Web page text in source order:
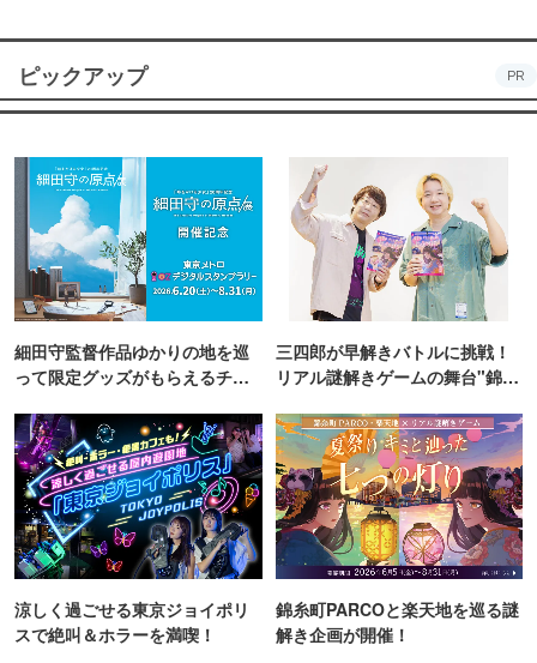
ピックアップ PR
細田守監督作品ゆかりの地を巡
って限定グッズがもらえるチャ
三四郎が早解きバトルに挑戦！
リアル謎解きゲームの舞台"錦糸
涼しく過ごせる東京ジョイポリ
スで絶叫＆ホラーを満喫！
錦糸町PARCOと楽天地を巡る謎
解き企画が開催！